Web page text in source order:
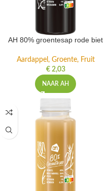
AH 80% groentesap rode biet
Aardappel, Groente, Fruit
€2,03
NAAR AH